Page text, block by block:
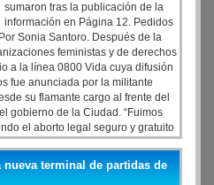
sumaron tras la publicación de la
información en Página 12. Pedidos
Sonia Santoro. Después de la
feministas y de derechos
a la línea 0800 Vida cuya difusión
fue anunciada por la militante
su flamante cargo al frente del
gobierno de la Ciudad. “Fuimos
el aborto legal seguro y gratuito
derechos sean la prenda del
Niunamenos.
terminal de partidas de